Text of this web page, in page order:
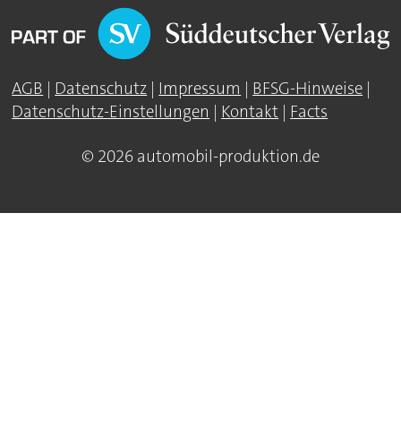
AGB | Datenschutz | Impressum | BFSG-Hinweise |
Datenschutz-Einstellungen | Kontakt | Facts
© 2026 automobil-produktion.de